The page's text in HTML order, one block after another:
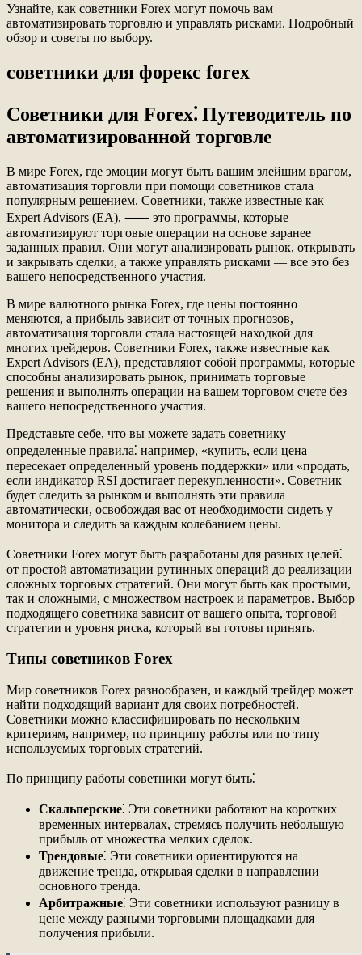
Узнайте, как советники Forex могут помочь вам
автоматизировать торговлю и управлять рисками. Подробный
обзор и советы по выбору.
советники для форекс forex
Советники для Forex⁚ Путеводитель по
автоматизированной торговле
В мире Forex, где эмоции могут быть вашим злейшим врагом,
автоматизация торговли при помощи советников стала
популярным решением. Советники, также известные как
Expert Advisors (EA), ⸺ это программы, которые
автоматизируют торговые операции на основе заранее
заданных правил. Они могут анализировать рынок, открывать
и закрывать сделки, а также управлять рисками ― все это без
вашего непосредственного участия.
В мире валютного рынка Forex, где цены постоянно
меняются, а прибыль зависит от точных прогнозов,
автоматизация торговли стала настоящей находкой для
многих трейдеров. Советники Forex, также известные как
Expert Advisors (EA), представляют собой программы, которые
способны анализировать рынок, принимать торговые
решения и выполнять операции на вашем торговом счете без
вашего непосредственного участия.
Представьте себе, что вы можете задать советнику
определенные правила⁚ например, «купить, если цена
пересекает определенный уровень поддержки» или «продать,
если индикатор RSI достигает перекупленности». Советник
будет следить за рынком и выполнять эти правила
автоматически, освобождая вас от необходимости сидеть у
монитора и следить за каждым колебанием цены.
Советники Forex могут быть разработаны для разных целей⁚
от простой автоматизации рутинных операций до реализации
сложных торговых стратегий. Они могут быть как простыми,
так и сложными, с множеством настроек и параметров. Выбор
подходящего советника зависит от вашего опыта, торговой
стратегии и уровня риска, который вы готовы принять.
Типы советников Forex
Мир советников Forex разнообразен, и каждый трейдер может
найти подходящий вариант для своих потребностей.
Советники можно классифицировать по нескольким
критериям, например, по принципу работы или по типу
используемых торговых стратегий.
По принципу работы советники могут быть⁚
Скальперские⁚ Эти советники работают на коротких
временных интервалах, стремясь получить небольшую
прибыль от множества мелких сделок.
Трендовые⁚ Эти советники ориентируются на
движение тренда, открывая сделки в направлении
основного тренда.
Арбитражные⁚ Эти советники используют разницу в
цене между разными торговыми площадками для
получения прибыли.